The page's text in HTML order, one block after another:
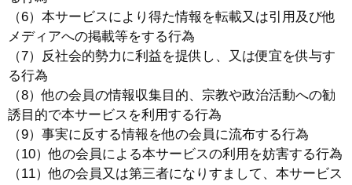
（6）本サービスにより得た情報を転載又は引用及び他
メディアへの掲載等をする行為
（7）反社会的勢力に利益を提供し、又は便宜を供与す
る行為
（8）他の会員の情報収集目的、宗教や政治活動への勧
誘目的で本サービスを利用する行為
（9）事実に反する情報を他の会員に流布する行為
（10）他の会員による本サービスの利用を妨害する行為
（11）他の会員又は第三者になりすまして、本サービス